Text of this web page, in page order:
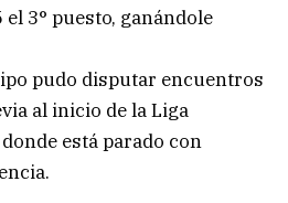
el 3° puesto, ganándole
pudo disputar encuentros
al inicio de la Liga
está parado con